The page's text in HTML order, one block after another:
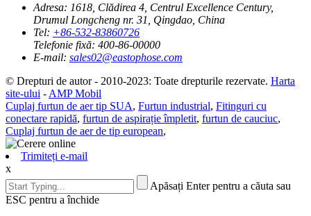
Adresa: 1618, Clădirea 4, Centrul Excellence Century,
Drumul Longcheng nr. 31, Qingdao, China
Tel: +86-532-83860726
Telefonie fixă: 400-86-00000
E-mail: sales02@eastophose.com
© Drepturi de autor - 2010-2023: Toate drepturile rezervate. Harta
site-ului - AMP Mobil
Cuplaj furtun de aer tip SUA, Furtun industrial, Fitinguri cu
conectare rapidă, furtun de aspirație împletit, furtun de cauciuc,
Cuplaj furtun de aer de tip european,
Trimiteți e-mail
x
Apăsați Enter pentru a căuta sau
ESC pentru a închide